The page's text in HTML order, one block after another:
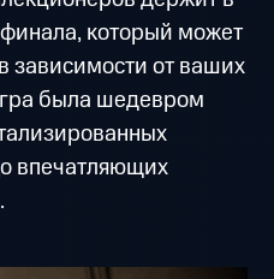
который может
зависимости от ваших
была шедевром
впечатляющих